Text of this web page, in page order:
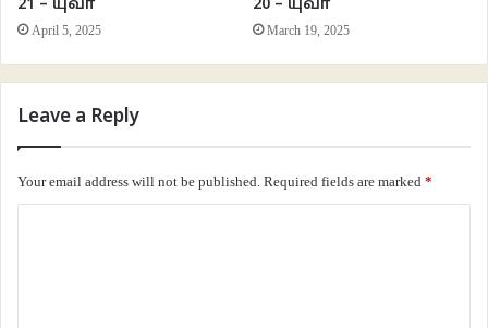
21 – யுவா
April 5, 2025
20 – யுவா
March 19, 2025
Leave a Reply
Your email address will not be published. Required fields are marked *